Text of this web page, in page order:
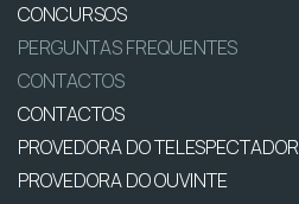
CONCURSOS
PERGUNTAS FREQUENTES
CONTACTOS
CONTACTOS
PROVEDORA DO TELESPECTADOR
PROVEDORA DO OUVINTE